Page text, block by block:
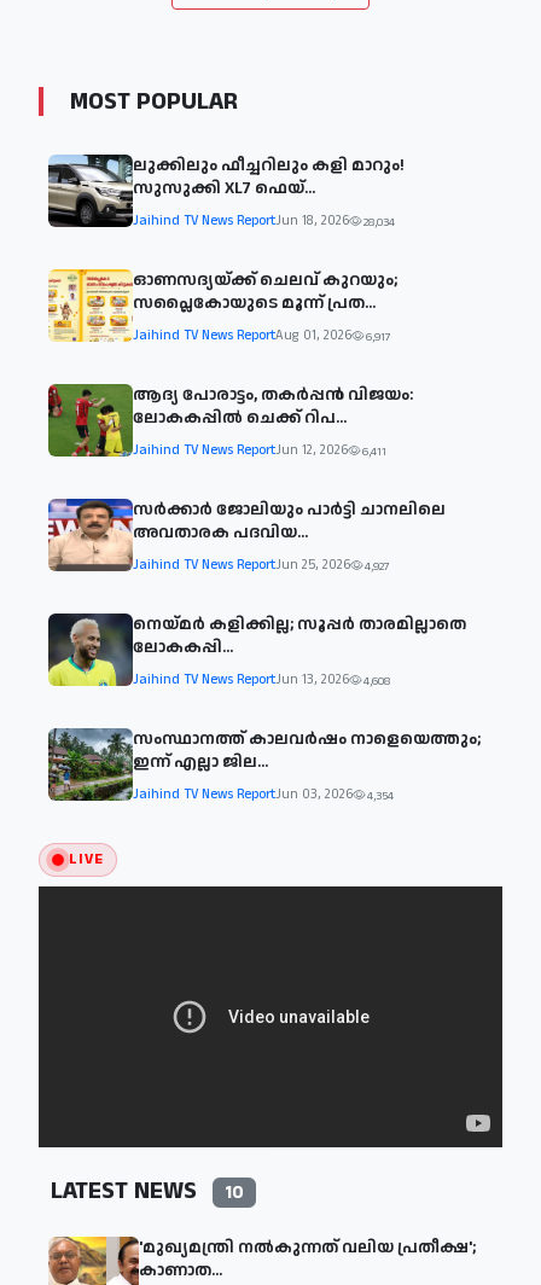
MOST POPULAR
ലുക്കിലും ഫീച്ചറിലും കളി മാറും!
സുസുക്കി XL7 ഫെയ്‌...
Jaihind TV News ReportJun 18, 2026 28,034
ഓണസദ്യയ്ക്ക് ചെലവ് കുറയും;
സപ്ലൈകോയുടെ മൂന്ന് പ്രത...
Jaihind TV News ReportAug 01, 2026 6,917
ആദ്യ പോരാട്ടം, തകർപ്പൻ വിജയം:
ലോകകപ്പിൽ ചെക്ക് റിപ...
Jaihind TV News ReportJun 12, 2026 6,411
സര്‍ക്കാര്‍ ജോലിയും പാര്‍ട്ടി ചാനലിലെ
അവതാരക പദവിയ...
Jaihind TV News ReportJun 25, 2026 4,927
നെയ്മര്‍ കളിക്കില്ല; സൂപ്പര്‍ താരമില്ലാതെ
ലോകകപ്പി...
Jaihind TV News ReportJun 13, 2026 4,608
സംസ്ഥാനത്ത് കാലവര്‍ഷം നാളെയെത്തും;
ഇന്ന് എല്ലാ ജില...
Jaihind TV News ReportJun 03, 2026 4,354
LIVE
LATEST NEWS 10
'മുഖ്യമന്ത്രി നൽകുന്നത് വലിയ പ്രതീക്ഷ';
കാണാത...